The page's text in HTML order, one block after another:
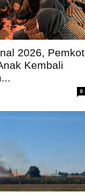
2026, Pemkot
Kembali
0